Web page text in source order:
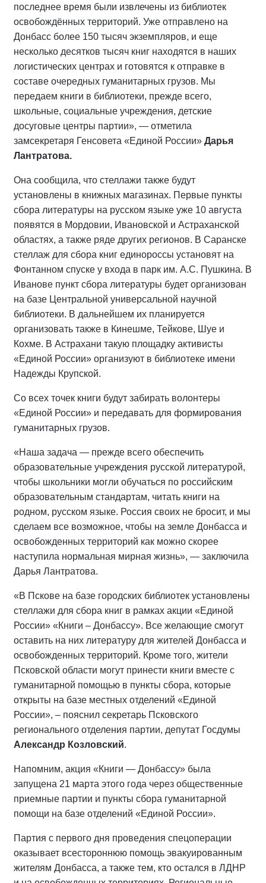
последнее время были извлечены из библиотек
освобождённых территорий. Уже отправлено на
Донбасс более 150 тысяч экземпляров, и еще
несколько десятков тысяч книг находятся в наших
логистических центрах и готовятся к отправке в
составе очередных гуманитарных грузов. Мы
передаем книги в библиотеки, прежде всего,
школьные, социальные учреждения, детские
досуговые центры партии», — отметила
замсекретаря Генсовета «Единой России» Дарья
Лантратова.
Она сообщила, что стеллажи также будут
установлены в книжных магазинах. Первые пункты
сбора литературы на русском языке уже 10 августа
появятся в Мордовии, Ивановской и Астраханской
областях, а также ряде других регионов. В Саранске
стеллаж для сбора книг единороссы установят на
Фонтанном спуске у входа в парк им. А.С. Пушкина. В
Иванове пункт сбора литературы будет организован
на базе Центральной универсальной научной
библиотеки. В дальнейшем их планируется
организовать также в Кинешме, Тейкове, Шуе и
Кохме. В Астрахани такую площадку активисты
«Единой России» организуют в библиотеке имени
Надежды Крупской.
Со всех точек книги будут забирать волонтеры
«Единой России» и передавать для формирования
гуманитарных грузов.
«Наша задача — прежде всего обеспечить
образовательные учреждения русской литературой,
чтобы школьники могли обучаться по российским
образовательным стандартам, читать книги на
родном, русском языке. Россия своих не бросит, и мы
сделаем все возможное, чтобы на земле Донбасса и
освобожденных территорий как можно скорее
наступила нормальная мирная жизнь», — заключила
Дарья Лантратова.
«В Пскове на базе городских библиотек установлены
стеллажи для сбора книг в рамках акции «Единой
России» «Книги – Донбассу». Все желающие смогут
оставить на них литературу для жителей Донбасса и
освобожденных территорий. Кроме того, жители
Псковской области могут принести книги вместе с
гуманитарной помощью в пункты сбора, которые
открыты на базе местных отделений «Единой
России», – пояснил секретарь Псковского
регионального отделения партии, депутат Госдумы
Александр Козловский.
Напомним, акция «Книги — Донбассу» была
запущена 21 марта этого года через общественные
приемные партии и пункты сбора гуманитарной
помощи на базе отделений «Единой России».
Партия с первого дня проведения спецоперации
оказывает всестороннюю помощь эвакуированным
жителям Донбасса, а также тем, кто остался в ЛДНР